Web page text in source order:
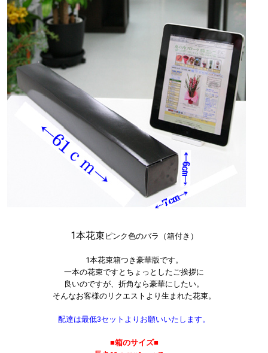
1本花束 ピンク色のバラ（箱付き）
1本花束箱つき豪華版です。
一本の花束ですとちょっとしたご挨拶に
良いのですが、折角なら豪華にしたい。
そんなお客様のリクエストより生まれた花束。
配達は最低3セットよりお願いいたします。
■箱のサイズ■